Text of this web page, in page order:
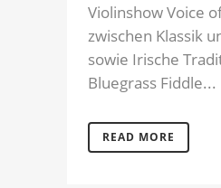
Violinshow Voice
zwischen Klassik
sowie Irische
Bluegrass Fiddle...
READ MORE